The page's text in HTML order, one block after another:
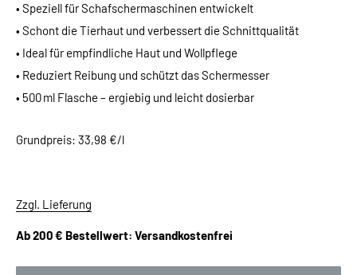
• Speziell für Schafschermaschinen entwickelt
• Schont die Tierhaut und verbessert die Schnittqualität
• Ideal für empfindliche Haut und Wollpflege
• Reduziert Reibung und schützt das Schermesser
• 500 ml Flasche – ergiebig und leicht dosierbar
Grundpreis: 33,98 €/l
Zzgl. Lieferung
Ab 200 € Bestellwert: Versandkostenfrei